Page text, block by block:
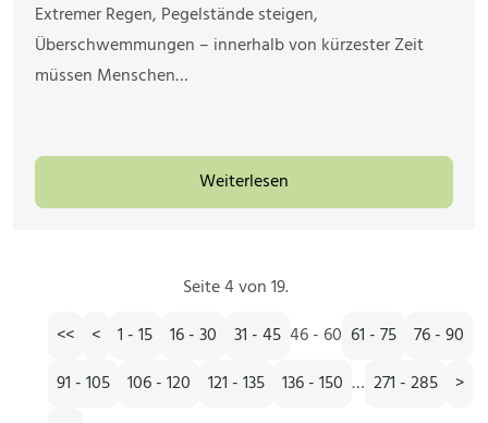
Extremer Regen, Pegelstände steigen,
Überschwemmungen – innerhalb von kürzester Zeit
müssen Menschen…
Weiterlesen
Seite 4 von 19.
<<
< 1 - 15 16 - 30 31 - 45 46 - 60 61 - 75
76 - 90
91 - 105
106 - 120 121 - 135 136 - 150 … 271 - 285
>